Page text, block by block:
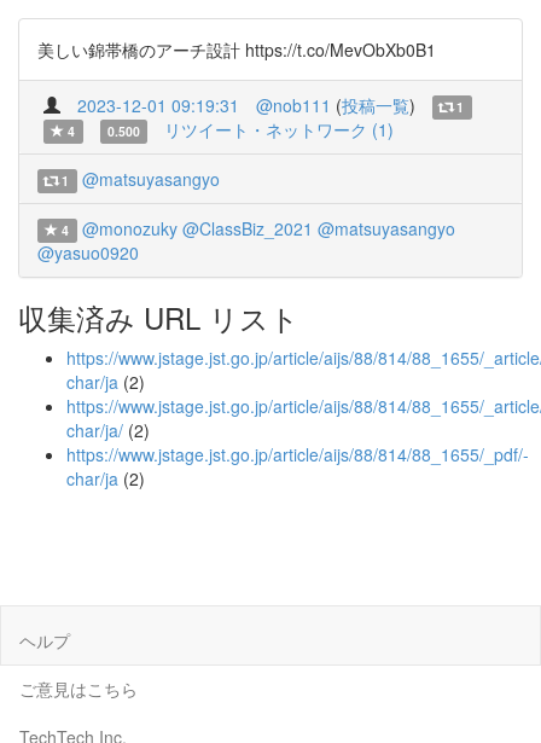
美しい錦帯橋のアーチ設計 https://t.co/MevObXb0B1
2023-12-01 09:19:31 @nob111 (投稿一覧)
1
4
0.500 リツイート・ネットワーク (1)
1 @matsuyasangyo
4 @monozuky @ClassBiz_2021 @matsuyasangyo
@yasuo0920
収集済み URL リスト
https://www.jstage.jst.go.jp/article/aijs/88/814/88_1655/
char/ja (2)
https://www.jstage.jst.go.jp/article/aijs/88/814/88_1655/
char/ja/ (2)
https://www.jstage.jst.go.jp/article/aijs/88/814/88_1655/_pdf/-
char/ja (2)
ヘルプ
ご意見はこちら
TechTech Inc.